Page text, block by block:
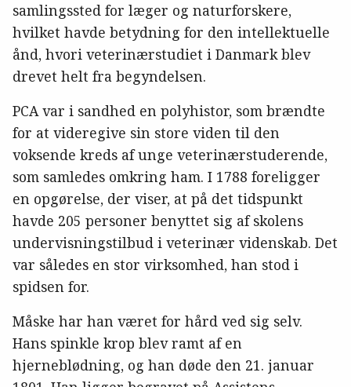
samlingssted for læger og naturforskere,
hvilket havde betydning for den intellektuelle
ånd, hvori veterinærstudiet i Danmark blev
drevet helt fra begyndelsen.
PCA var i sandhed en polyhistor, som brændte
for at videregive sin store viden til den
voksende kreds af unge veterinærstuderende,
som samledes omkring ham. I 1788 foreligger
en opgørelse, der viser, at på det tidspunkt
havde 205 personer benyttet sig af skolens
undervisningstilbud i veterinær videnskab. Det
var således en stor virksomhed, han stod i
spidsen for.
Måske har han været for hård ved sig selv.
Hans spinkle krop blev ramt af en
hjerneblødning, og han døde den 21. januar